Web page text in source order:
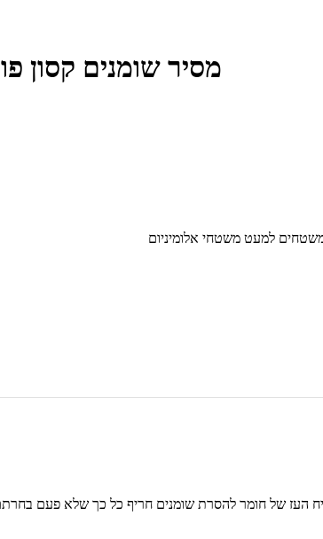
מסיר שומנים קסון פורטה
למעט משטחי אלומיניום
העז של חומר להסרת שומנים חריף כל כך שלא פעם